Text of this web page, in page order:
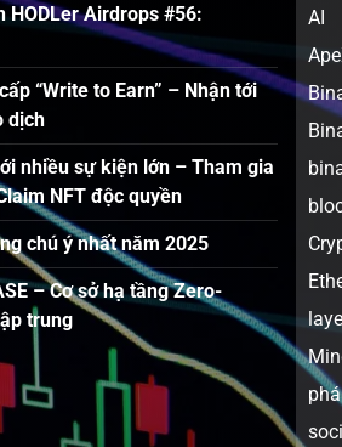
HODLer Airdrops #56:
“Write to Earn” – Nhận tới
dịch
nhiều sự kiện lớn – Tham gia
NFT độc quyền
chú ý nhất năm 2025
– Cơ sở hạ tầng Zero-
trung
AI